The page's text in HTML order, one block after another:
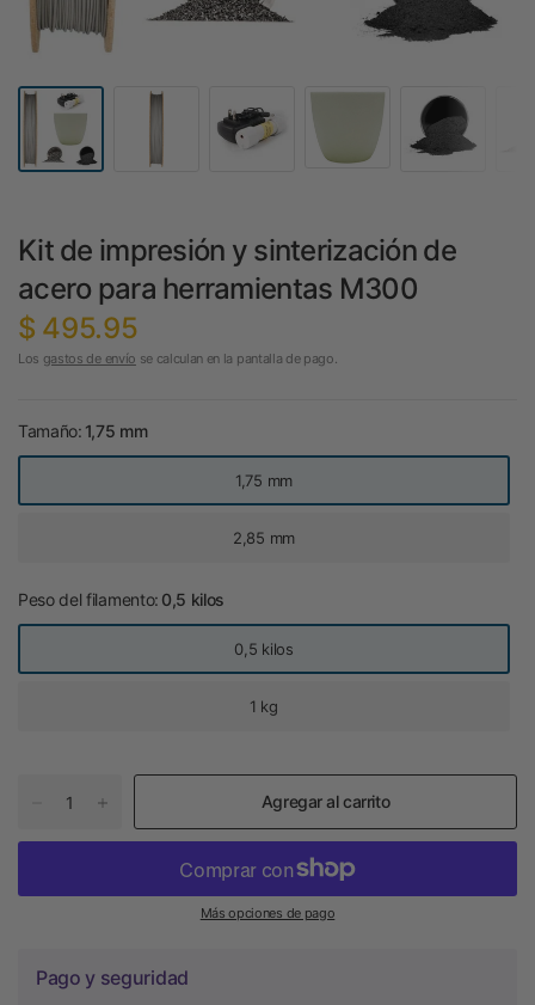
Kit de impresión y sinterización de
acero para herramientas M300
$ 495.95
Los gastos de envío se calculan en la pantalla de pago.
Tamaño: 1,75 mm
1,75 mm
2,85 mm
Peso del filamento: 0,5 kilos
0,5 kilos
1 kg
Agregar al carrito
Más opciones de pago
Pago y seguridad